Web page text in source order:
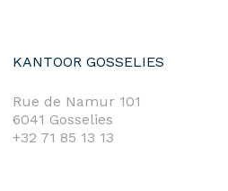
KANTOOR GOSSELIES
Rue de Namur 101
6041 Gosselies
+32 71 85 13 13